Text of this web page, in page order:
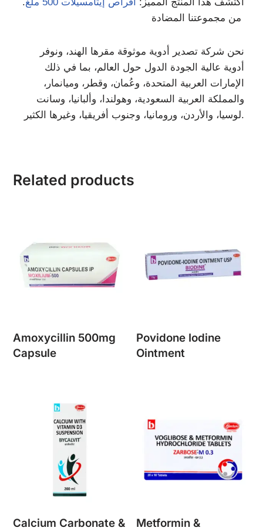
نحن شركة تصدير أدوية موثوقة مقرها الهند، ونوفر
أدوية عالية الجودة الدول حول العالم، بما في ذلك
الإمارات العربية المتحدة، وعُمان، وقطر، وميانمار،
والمملكة العربية السعودية، وهولندا، وألبانيا، وسانت
لوسيا، والأردن، ورومانيا، وجنوب أفريقيا، وغيرها الكثير.
Related products
Amoxycillin 500mg
Capsule
Povidone Iodine
Ointment
Calcium Carbonate &
Metformin &